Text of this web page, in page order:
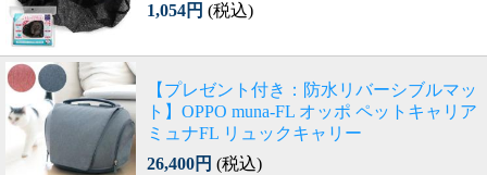
1,054円 (税込)
【プレゼント付き：防水リバーシブルマッ
ト】OPPO muna-FL オッポ ペットキャリア
ミュナFL リュックキャリー
26,400円 (税込)